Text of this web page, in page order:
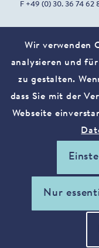
F +49 (0) 30. 36 74 62
Harrlachweg 1
68163 Mannheim,
contact@vostura.com
Datenschutzerklärung
© 2025 VOSTURA. Alle
Wir verwenden
analysieren und
zu gestalten.
dass Sie mit der
Webseite
Nur